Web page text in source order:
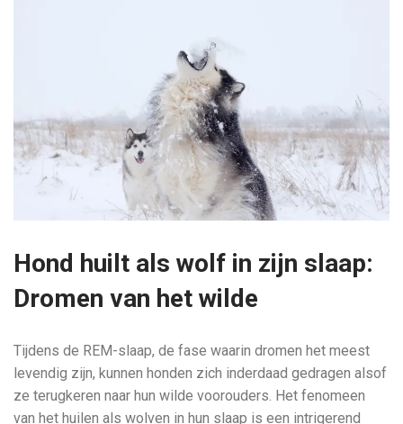
Hond huilt als wolf in zijn slaap:
Dromen van het wilde
Tijdens de REM-slaap, de fase waarin dromen het meest
levendig zijn, kunnen honden zich inderdaad gedragen alsof
ze terugkeren naar hun wilde voorouders. Het fenomeen
van het huilen als wolven in hun slaap is een intrigerend